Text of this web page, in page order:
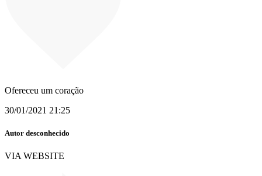
Ofereceu um coração
30/01/2021 21:25
Autor desconhecido
VIA WEBSITE